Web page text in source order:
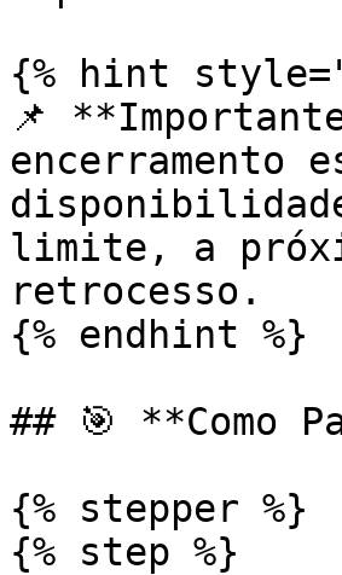
{% hint
📌
encerramento
limite, a
retrocesso.
{% endhint %}
## 🎯 **Como
{% stepper %}
{% step %}